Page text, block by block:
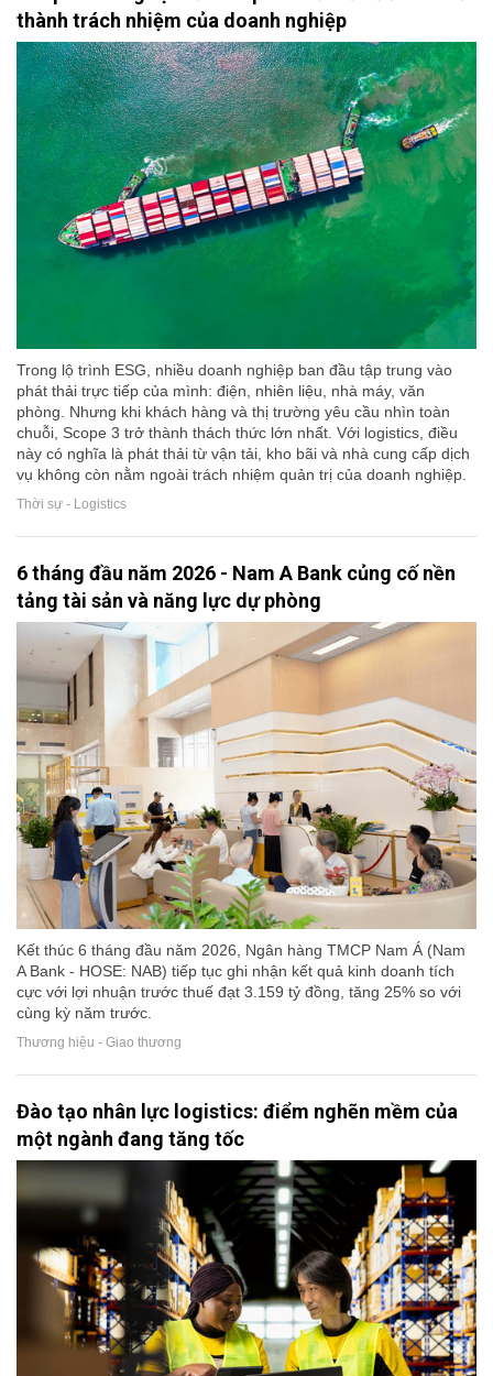
thành trách nhiệm của doanh nghiệp
Trong lộ trình ESG, nhiều doanh nghiệp ban đầu tập trung vào
phát thải trực tiếp của mình: điện, nhiên liệu, nhà máy, văn
phòng. Nhưng khi khách hàng và thị trường yêu cầu nhìn toàn
chuỗi, Scope 3 trở thành thách thức lớn nhất. Với logistics, điều
này có nghĩa là phát thải từ vận tải, kho bãi và nhà cung cấp dịch
vụ không còn nằm ngoài trách nhiệm quản trị của doanh nghiệp.
Thời sự - Logistics
6 tháng đầu năm 2026 - Nam A Bank củng cố nền
tảng tài sản và năng lực dự phòng
Kết thúc 6 tháng đầu năm 2026, Ngân hàng TMCP Nam Á (Nam
A Bank - HOSE: NAB) tiếp tục ghi nhận kết quả kinh doanh tích
cực với lợi nhuận trước thuế đạt 3.159 tỷ đồng, tăng 25% so với
cùng kỳ năm trước.
Thương hiệu - Giao thương
Đào tạo nhân lực logistics: điểm nghẽn mềm của
một ngành đang tăng tốc